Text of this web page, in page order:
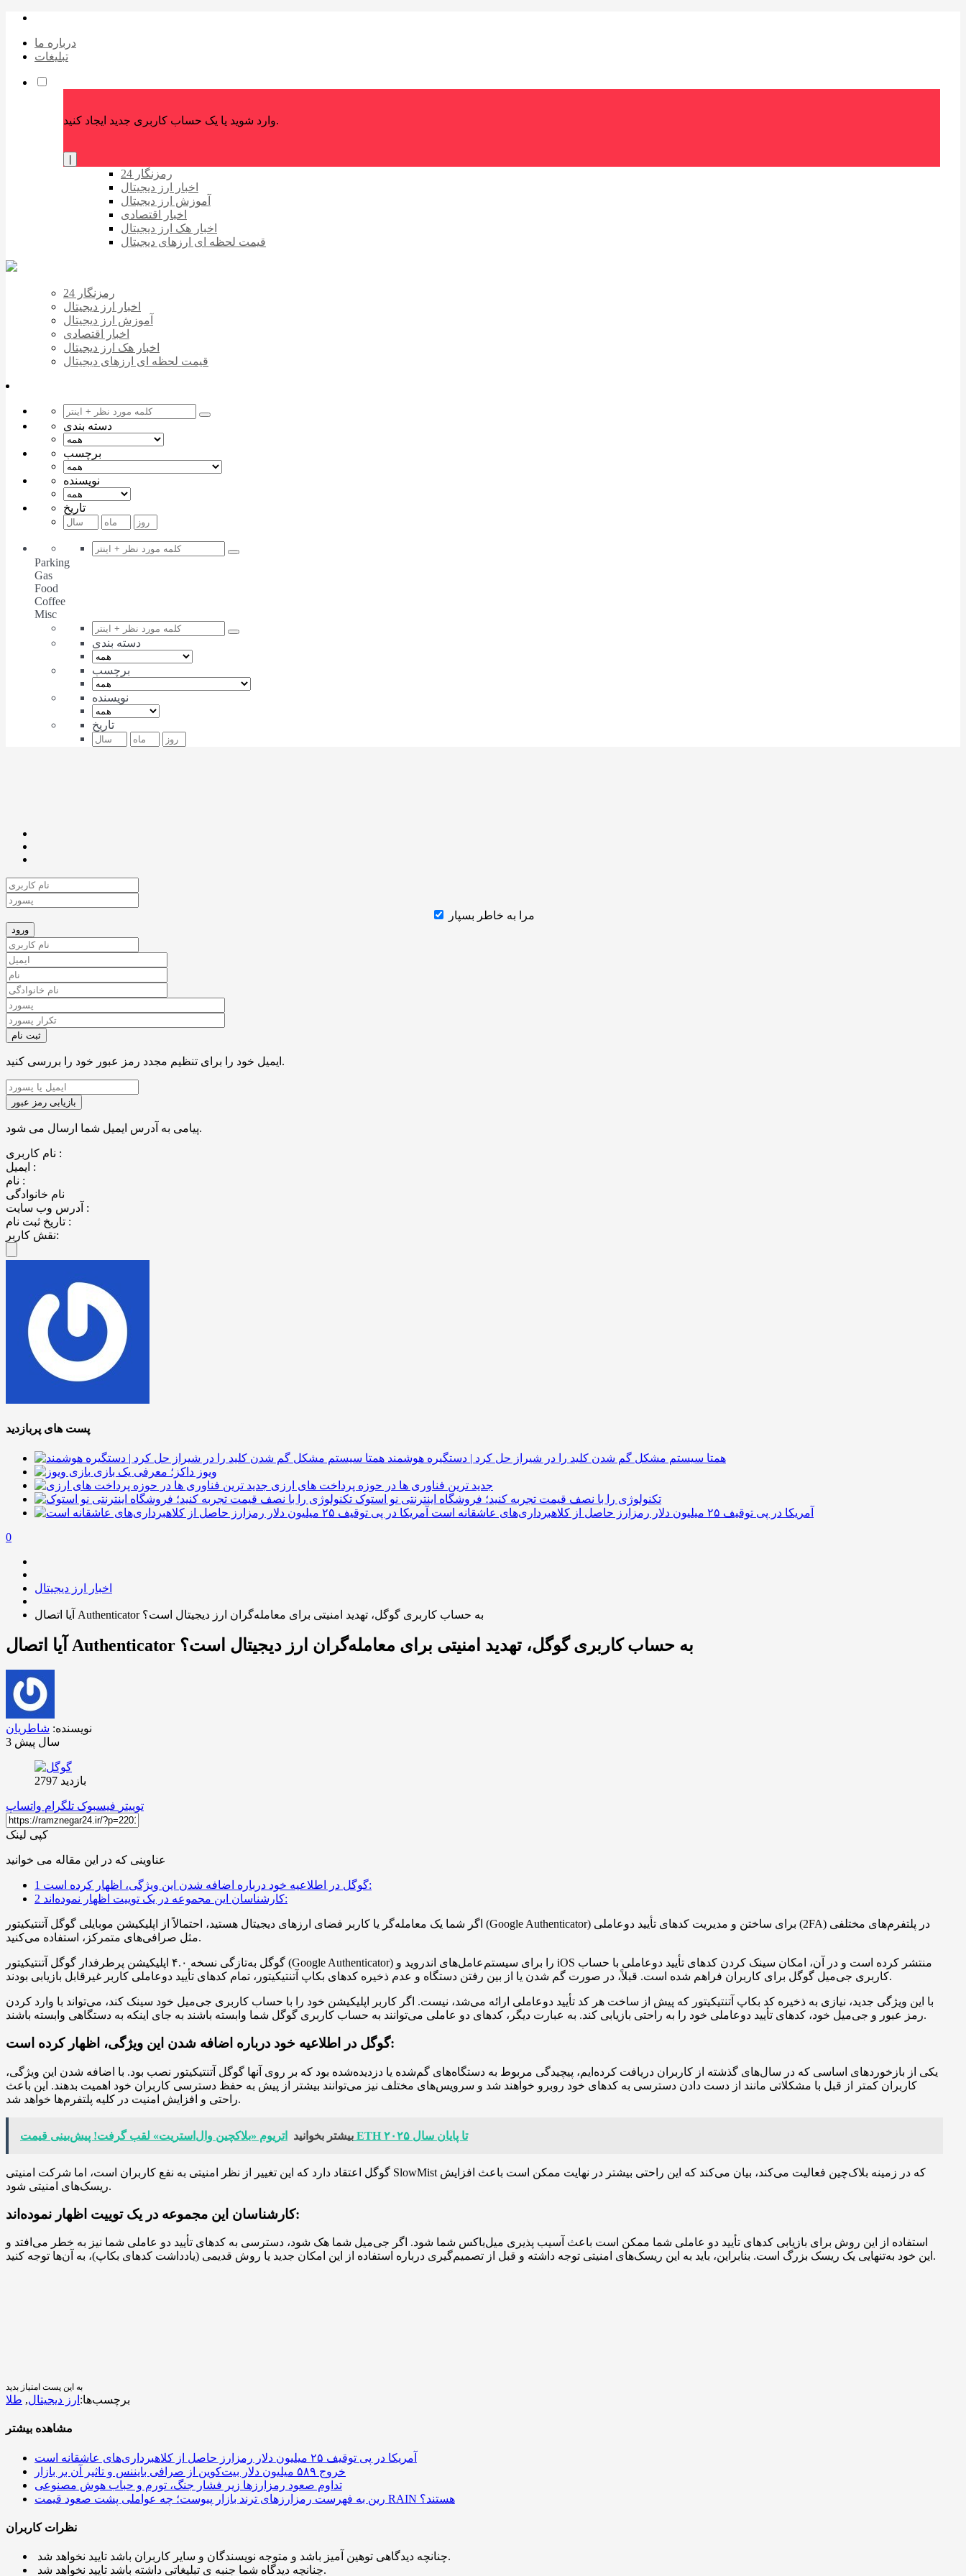
درباره ما
تبلیغات
وارد شوید یا یک حساب کاربری جدید ایجاد کنید.
رمزنگار 24
اخبار ارز دیجیتال
آموزش ارز دیجیتال
اخبار اقتصادی
اخبار هک ارز دیجیتال
قیمت لحظه ای ارزهای دیجیتال
رمزنگار 24
اخبار ارز دیجیتال
آموزش ارز دیجیتال
اخبار اقتصادی
اخبار هک ارز دیجیتال
قیمت لحظه ای ارزهای دیجیتال
دسته بندی
برچسب
نویسنده
تاریخ
Parking
Gas
Food
Coffee
Misc
دسته بندی
برچسب
نویسنده
تاریخ
مرا به خاطر بسپار
ایمیل خود را برای تنظیم مجدد رمز عبور خود را بررسی کنید.
پیامی به آدرس ایمیل شما ارسال می شود.
نام کاربری :
ایمیل :
نام :
نام خانوادگی
آدرس وب سایت :
تاریخ ثبت نام :
نقش کاربر:
پست های پربازدید
همتا سیستم مشکل گم شدن کلید را در شیراز حل کرد | دستگیره هوشمند
ویوز داکز؛ معرفی یک بازی
جدید ترین فناوری ها در حوزه پرداخت های ارزی
تکنولوژی را با نصف قیمت تجربه کنید؛ فروشگاه اینترنتی نو استوک
آمریکا در پی توقیف ۲۵ میلیون دلار رمزارز حاصل از کلاهبرداری‌های عاشقانه است
0
اخبار ارز دیجیتال
آیا اتصال Authenticator به حساب کاربری گوگل، تهدید امنیتی برای معامله‌گران ارز دیجیتال است؟
آیا اتصال Authenticator به حساب کاربری گوگل، تهدید امنیتی برای معامله‌گران ارز دیجیتال است؟
نویسنده: شاطریان
3 سال پیش
بازدید 2797
توییتر فیسبوک تلگرام واتساپ
کپی لینک
عناوینی که در این مقاله می خوانید
1
گوگل در اطلاعیه خود درباره اضافه شدن این ویژگی، اظهار کرده است:
2
کارشناسان این مجموعه در یک توییت اظهار نموده‌اند:
اگر شما یک معامله‌گر یا کاربر فضای ارزهای دیجیتال هستید، احتمالاً از اپلیکیشن موبایلی گوگل آتنتیکیتور (Google Authenticator) برای ساختن و مدیریت کدهای تأیید دوعاملی (2FA) در پلتفرم‌های مختلفی
مثل صرافی‌های متمرکز، استفاده می‌کنید.
گوگل به‌تازگی نسخه ۴.۰ اپلیکیشن پرطرفدار گوگل آتنتیکیتور (Google Authenticator) را برای سیستم‌عامل‌های اندروید و iOS منتشر کرده است و در آن، امکان سینک کردن کدهای تأیید دوعاملی با حساب
کاربری جی‌میل گوگل برای کاربران فراهم شده است. قبلاً، در صورت گم شدن یا از بین رفتن دستگاه و عدم ذخیره کد‌های بکاپ آتنتیکیتور، تمام کدهای تأیید دوعاملی کاربر غیرقابل بازیابی بودند.
با این ویژگی جدید، نیازی به ذخیره کد بکاپ آتنتیکیتور که پیش از ساخت هر کد تأیید دوعاملی ارائه می‌شد، نیست. اگر کاربر اپلیکیشن خود را با حساب کاربری جی‌میل خود سینک کند، می‌تواند با وارد کردن
رمز عبور و جی‌میل خود، کدهای تأیید دوعاملی خود را به راحتی بازیابی کند. به عبارت دیگر، کدهای دو عاملی می‌توانند به حساب کاربری گوگل شما وابسته باشند به جای اینکه به دستگاهی وابسته باشند.
گوگل در اطلاعیه خود درباره اضافه شدن این ویژگی، اظهار کرده است:
یکی از بازخوردهای اساسی که در سال‌های گذشته از کاربران دریافت کرده‌ایم، پیچیدگی مربوط به دستگاه‌های گم‌شده یا دزدیده‌شده بود که بر روی آنها گوگل آتنتیکیتور نصب بود. با اضافه شدن این ویژگی،
کاربران کمتر از قبل با مشکلاتی مانند از دست دادن دسترسی به کدهای خود روبرو خواهند شد و سرویس‌های مختلف نیز می‌توانند بیشتر از پیش به حفظ دسترسی کاربران خود اهمیت بدهند. این باعث
راحتی و افزایش امنیت در کلیه پلتفرم‌ها خواهد شد.
بیشتر بخوانید اتریوم «بلاکچین وال‌استریت» لقب گرفت! پیش‌بینی قیمت ETH تا پایان سال ۲۰۲۵
گوگل اعتقاد دارد که این تغییر از نظر امنیتی به نفع کاربران است، اما شرکت امنیتی SlowMist که در زمینه بلاک‌چین فعالیت می‌کند، بیان می‌کند که این راحتی بیشتر در نهایت ممکن است باعث افزایش
ریسک‌های امنیتی شود.
کارشناسان این مجموعه در یک توییت اظهار نموده‌اند:
استفاده از این روش برای بازیابی کدهای تأیید دو عاملی شما ممکن است باعث آسیب پذیری میل‌باکس شما شود. اگر جی‌میل شما هک شود، دسترسی به کدهای تأیید دو عاملی شما نیز به خطر می‌افتد و
این خود به‌تنهایی یک ریسک بزرگ است. بنابراین، باید به این ریسک‌های امنیتی توجه داشته و قبل از تصمیم‌گیری درباره استفاده از این امکان جدید یا روش قدیمی (یادداشت کدهای بکاپ)، به آن‌ها توجه کنید.
به این پست امتیاز بدید
برچسب‌ها: ارز دیجیتال, طلا
مشاهده بیشتر
آمریکا در پی توقیف ۲۵ میلیون دلار رمزارز حاصل از کلاهبرداری‌های عاشقانه است
خروج ۵۸۹ میلیون دلار بیت‌کوین از صرافی بایننس و تاثیر آن بر بازار
تداوم صعود رمزارزها زیر فشار جنگ، تورم و حباب هوش مصنوعی
رین به فهرست رمزارزهای ترند بازار پیوست؛ چه عواملی پشت صعود قیمت RAIN هستند؟
نظرات کاربران
چنانچه دیدگاهی توهین آمیز باشد و متوجه نویسندگان و سایر کاربران باشد تایید نخواهد شد.
چنانچه دیدگاه شما جنبه ی تبلیغاتی داشته باشد تایید نخواهد شد.